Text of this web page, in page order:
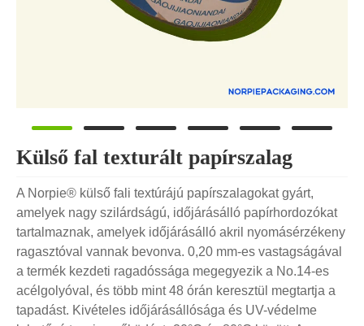
Külső fal texturált papírszalag
A Norpie® külső fali textúrájú papírszalagokat gyárt,
amelyek nagy szilárdságú, időjárásálló papírhordozókat
tartalmaznak, amelyek időjárásálló akril nyomásérzékeny
ragasztóval vannak bevonva. 0,20 mm-es vastagságával
a termék kezdeti ragadóssága megegyezik a No.14-es
acélgolyóval, és több mint 48 órán keresztül megtartja a
tapadást. Kivételes időjárásállósága és UV-védelme